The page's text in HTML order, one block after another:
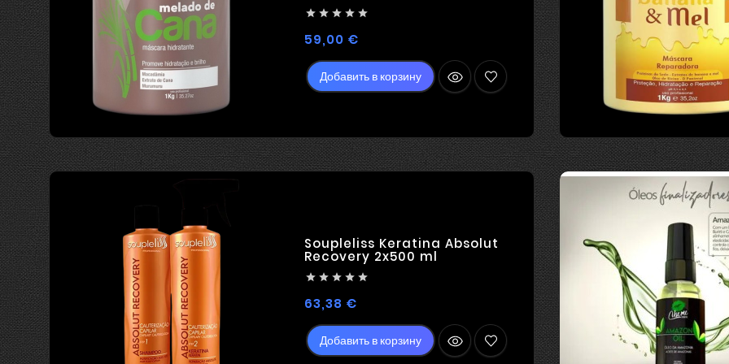
ВЫПРЯМЛЕНИЯ
    
59,00 €Цена
Добавить в корзину
Soupleliss Keratina Absolut
Recovery 2x500 ml
    
63,38 €Цена
Добавить в корзину